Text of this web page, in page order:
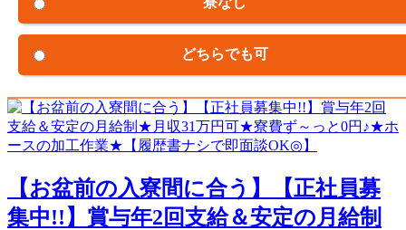
どちらでも可
【お盆前の入寮間に合う】【正社員募
集中!!】賞与年2回支給＆安定の月給制